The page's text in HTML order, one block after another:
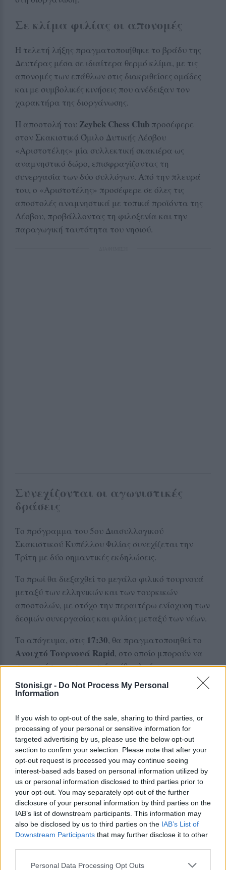
Stonisi.gr - Do Not Process My Personal
Information
If you wish to opt-out of the sale, sharing to third parties, or
processing of your personal or sensitive information for
targeted advertising by us, please use the below opt-out
section to confirm your selection. Please note that after your
opt-out request is processed you may continue seeing
interest-based ads based on personal information utilized by
us or personal information disclosed to third parties prior to
your opt-out. You may separately opt-out of the further
disclosure of your personal information by third parties on the
IAB’s list of downstream participants. This information may
also be disclosed by us to third parties on the IAB’s List of
Downstream Participants that may further disclose it to other
Personal Data Processing Opt Outs
Σε κλίμα φιλίας οι απονομές
Η τελετή λήξης πραγματοποιήθηκε το βράδυ της
Δευτέρας μέσα σε ιδιαίτερα θερμό κλίμα, με τις
απονομές των επάθλων στις διακριθείσες ομάδες
και με συμβολικές κινήσεις που ανέδειξαν τον
χαρακτήρα της διοργάνωσης.
Η αποστολή του Zeybek Chess Club προσέφερε
στον Σκακιστικό Όμιλο Δυτικής Λέσβου
«Αριστοτέλης» μία συλλεκτική σκακιέρα ως
αναμνηστικό δώρο, επισφραγίζοντας τη
συνεργασία των δύο συλλόγων. Από την πλευρά
του, ο «Αριστοτέλης» προσέφερε σε όλες τις
αποστολές αναμνηστικά με τοπικά προϊόντα της
Λέσβου, προβάλλοντας τη φιλοξενία και την
παραγωγική ταυτότητα του νησιού.
Συνεχίζονται οι αγωνιστικές
δράσεις
Το πρόγραμμα του 5ου Διασυλλογικού
Σκακιστικού Κυπέλλου Φιλίας συνεχίζεται την
Τρίτη με δύο σημαντικές εκδηλώσεις.
Το πρωί θα διεξαχθεί το μεγάλο φιλικό τουρνουά
μεταξύ των ελληνικών και των τουρκικών
αποστολών, με στόχο την περαιτέρω ενίσχυση των
δεσμών συνεργασίας και φιλίας μεταξύ των νέων.
Το απόγευμα, στις 17:30, θα πραγματοποιηθεί το
Ανοιχτό Τουρνουά Rapid, στο οποίο μπορούν να
συμμετάσχουν σκακιστές κάθε ηλικίας.
Ευχαριστίες στους υποστηρικτές
Οι διοργανωτές ευχαρίστησαν όλους όσοι
συνέβαλαν στην επιτυχημένη διεξαγωγή της
διοργάνωσης, απευθύνοντας ιδιαίτερες
ευχαριστίες στην Περιφέρεια Βορείου Αιγαίου για
τη στήριξή της, στην Πρωτοβάθμια Σχολική
Επιτροπή για την παραχώρηση των χώρων, καθώς
και στην ΚοινΣΕπ Ανεμώτιας «Ηφαίστειο
Ανεμώτιας», την εταιρείαΠαπαδέλλης Olive Oil,
τα ξενοδοχεία ΑρίσβηκαιAegeon, το
μεζεδοπωλείοΤρύφων, το καφέMatrixκαι το
Λογιστικό ΓραφείοΜπενά Φιλίαγια την
πολύτιμη συμβολή τους.